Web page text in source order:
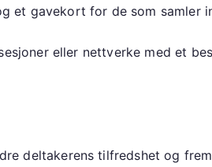
et gavekort for de som samler
eller nettverke med et
deltakerens tilfredshet og